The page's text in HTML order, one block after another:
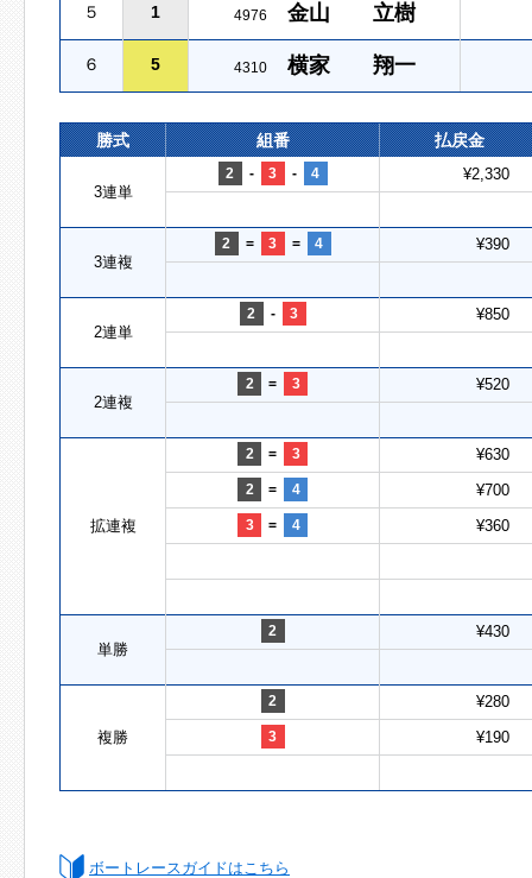
５ 1 4976 金山 立樹
６ 5 4310 横家 翔一
勝式 組番 払戻金
3連単
2 - 3 - 4 ¥2,330
3連複
2 = 3 = 4 ¥390
2連単
2 - 3 ¥850
2連複
2 = 3 ¥520
拡連複
2 = 3 ¥630
2 = 4 ¥700
3 = 4 ¥360
単勝
2 ¥430
複勝
2 ¥280
3 ¥190
ボートレースガイドはこちら